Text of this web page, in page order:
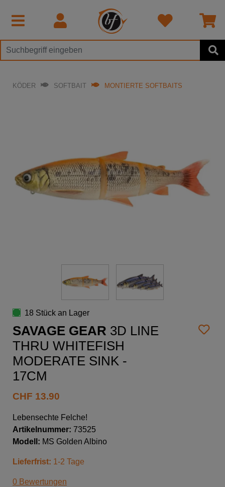
KÖDER SOFTBAIT MONTIERTE SOFTBAITS
18 Stück an Lager
SAVAGE GEAR 3D LINE
THRU WHITEFISH
MODERATE SINK -
17CM
CHF 13.90
Lebensechte Felche!
Artikelnummer: 73525
Modell: MS Golden Albino
Lieferfrist: 1-2 Tage
0 Bewertungen